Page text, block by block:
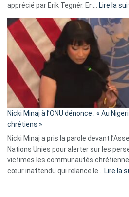
apprécié par Erik Tegnér. En… Lire la
Nicki Minaj à l’ONU dénonce : « Au
chrétiens »
Nicki Minaj a pris la parole devant
Nations Unies pour alerter sur les
victimes les communautés
cœur inattendu qui relance le… Lire la